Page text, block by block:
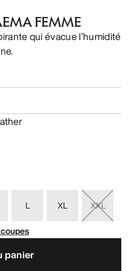
FEMME
qui évacue l’humidité
L XL
XXL
panier